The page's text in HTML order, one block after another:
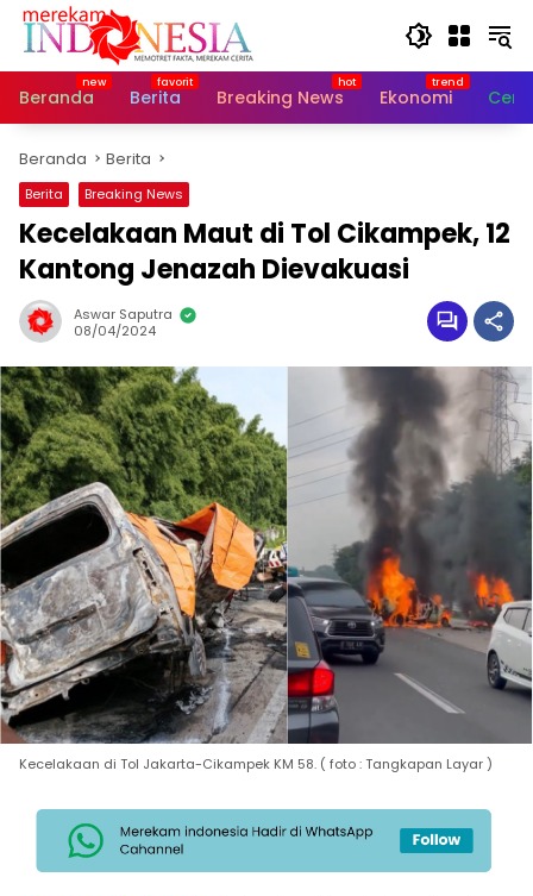
Langsung
Beranda
Berita Breaking News Ekonomi
Beranda Berita
Berita Breaking News
Kecelakaan Maut di Tol Cikampek, 12
Kantong Jenazah Dievakuasi
Aswar Saputra
08/04/2024
Kecelakaan di Tol Jakarta-Cikampek KM 58. ( foto : Tangkapan Layar )